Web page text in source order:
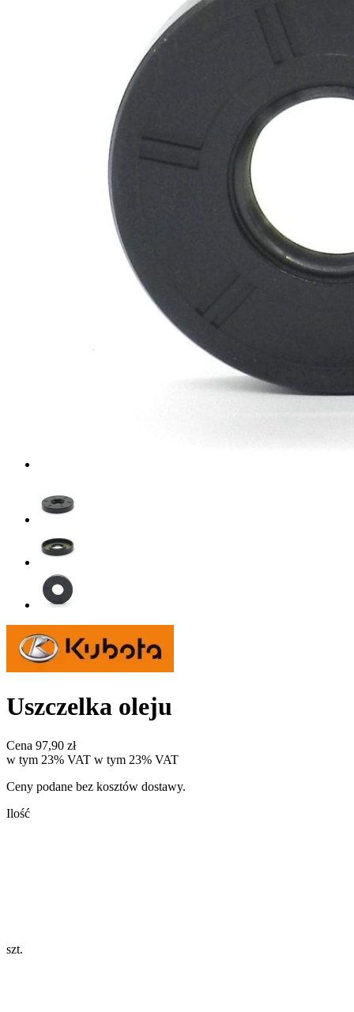
Uszczelka oleju
Cena 97,90 zł
w tym 23% VAT w tym 23% VAT
Ceny podane bez kosztów dostawy.
Ilość
szt.